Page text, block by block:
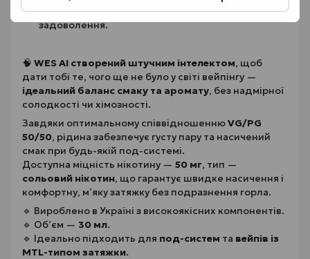
кокоса, яке дарує м’яке післясмакове
задоволення.
🧠 WES AI створений штучним інтелектом, щоб
дати тобі те, чого ще не було у світі вейпінгу —
ідеальний баланс смаку та аромату, без надмірної
солодкості чи хімозності.
Завдяки оптимальному співвідношеннюVG/PG
50/50, рідина забезпечує густу пару та насичений
смак при будь-якій под-системі.
Доступна міцність нікотину — 50 мг, тип —
сольовий нікотин, що гарантує швидке насичення і
комфортну, м’яку затяжку без подразнення горла.
🔹 Вироблено в Україні з високоякісних компонентів.
🔹 Об’єм — 30 мл.
🔹 Ідеально підходить для под-систем та вейпів із
MTL-типом затяжки.